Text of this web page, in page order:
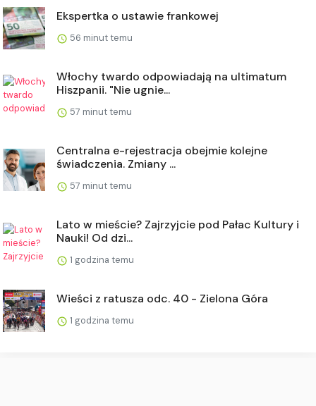
Ekspertka o ustawie frankowej
56 minut temu
Włochy twardo odpowiadają na ultimatum
Hiszpanii. "Nie ugnie...
57 minut temu
Centralna e-rejestracja obejmie kolejne
świadczenia. Zmiany ...
57 minut temu
Lato w mieście? Zajrzyjcie pod Pałac Kultury i
Nauki! Od dzi...
1 godzina temu
Wieści z ratusza odc. 40 - Zielona Góra
1 godzina temu